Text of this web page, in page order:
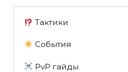
Тактики
События
PvP гайды